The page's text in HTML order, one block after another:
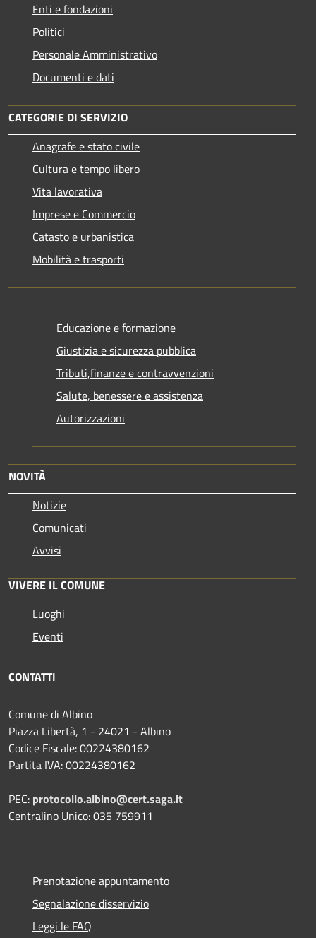
Enti e fondazioni
Politici
Personale Amministrativo
Documenti e dati
CATEGORIE DI SERVIZIO
Anagrafe e stato civile
Cultura e tempo libero
Vita lavorativa
Imprese e Commercio
Catasto e urbanistica
Mobilità e trasporti
Educazione e formazione
Giustizia e sicurezza pubblica
Tributi,finanze e contravvenzioni
Salute, benessere e assistenza
Autorizzazioni
NOVITÀ
Notizie
Comunicati
Avvisi
VIVERE IL COMUNE
Luoghi
Eventi
CONTATTI
Comune di Albino
Piazza Libertà, 1 - 24021 - Albino
Codice Fiscale: 00224380162
Partita IVA: 00224380162
PEC: protocollo.albino@cert.saga.it
Centralino Unico: 035 759911
Prenotazione appuntamento
Segnalazione disservizio
Leggi le FAQ